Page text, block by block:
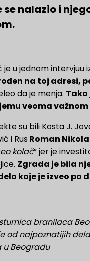
se nalazio i
u jednom intervjuu
na toj adresi,
da je menja.
veoma
su bili Kosta J.
i Rus Roman
kolač” jer je
Zgrada je bila
koje je izveo po
branilaca
je od najpoznatijih dela
u Beogradu